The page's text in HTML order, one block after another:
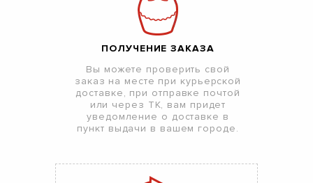
ПОЛУЧЕНИЕ ЗАКАЗА
Вы можете проверить свой
заказ на месте при курьерской
доставке, при отправке почтой
или через ТК, вам придет
уведомление о доставке в
пункт выдачи в вашем городе.